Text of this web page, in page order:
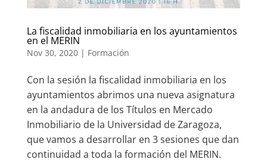
La fiscalidad inmobiliaria en los ayuntamientos
en el MERIN
Nov 30, 2020| Formación
Con la sesión la fiscalidad inmobiliaria en los
ayuntamientos abrimos una nueva asignatura
en la andadura de los Títulos en Mercado
Inmobiliario de la Universidad de Zaragoza,
que vamos a desarrollar en 3 sesiones que dan
continuidad a toda la formación del MERIN.